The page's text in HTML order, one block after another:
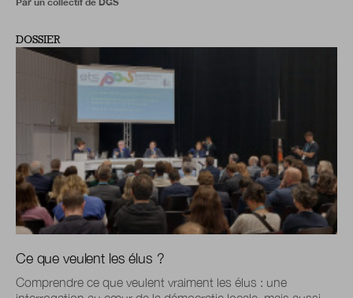
DOSSIER
Ce que veulent les élus ?
Comprendre ce que veulent vraiment les élus : une